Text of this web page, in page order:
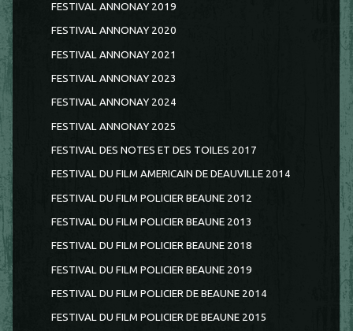
FESTIVAL ANNONAY 2019
FESTIVAL ANNONAY 2020
FESTIVAL ANNONAY 2021
FESTIVAL ANNONAY 2023
FESTIVAL ANNONAY 2024
FESTIVAL ANNONAY 2025
FESTIVAL DES NOTES ET DES TOILES 2017
FESTIVAL DU FILM AMERICAIN DE DEAUVILLE 2014
FESTIVAL DU FILM POLICIER BEAUNE 2012
FESTIVAL DU FILM POLICIER BEAUNE 2013
FESTIVAL DU FILM POLICIER BEAUNE 2018
FESTIVAL DU FILM POLICIER BEAUNE 2019
FESTIVAL DU FILM POLICIER DE BEAUNE 2014
FESTIVAL DU FILM POLICIER DE BEAUNE 2015